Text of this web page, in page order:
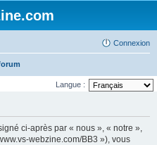
Connexion
Langue :
ci-après par « nous », « notre »,
webzine.com/BB3 »), vous